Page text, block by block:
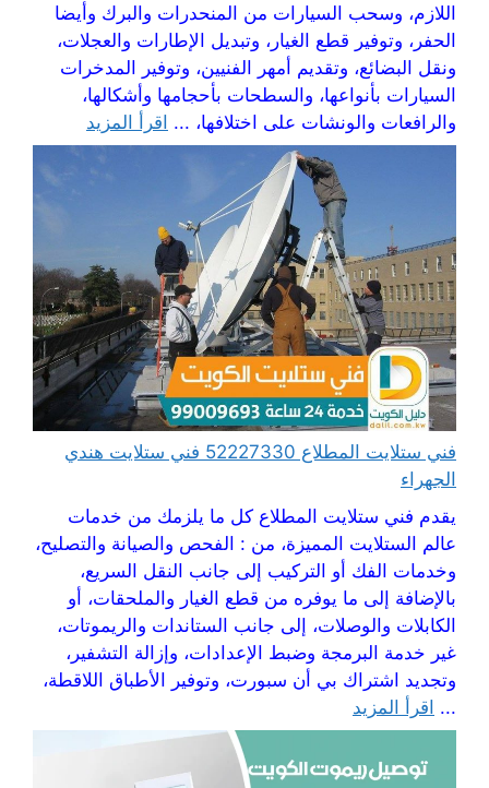
اللازم، وسحب السيارات من المنحدرات والبرك وأيضا
الحفر، وتوفير قطع الغيار، وتبديل الإطارات والعجلات،
ونقل البضائع، وتقديم أمهر الفنيين، وتوفير المدخرات
السيارات بأنواعها، والسطحات بأحجامها وأشكالها،
والرافعات والونشات على اختلافها، ... اقرأ المزيد
فني ستلايت المطلاع 52227330 فني ستلايت هندي
الجهراء
يقدم فني ستلايت المطلاع كل ما يلزمك من خدمات
عالم الستلايت المميزة، من : الفحص والصيانة والتصليح،
وخدمات الفك أو التركيب إلى جانب النقل السريع،
بالإضافة إلى ما يوفره من قطع الغيار والملحقات، أو
الكابلات والوصلات، إلى جانب الستاندات والريموتات،
غير خدمة البرمجة وضبط الإعدادات، وإزالة التشفير،
وتجديد اشتراك بي أن سبورت، وتوفير الأطباق اللاقطة،
... اقرأ المزيد